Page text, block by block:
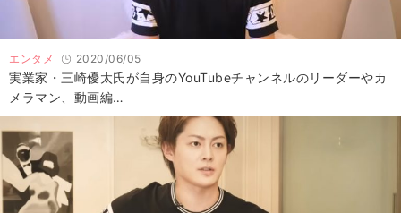
エンタメ 2020/06/05
実業家・三崎優太氏が自身のYouTubeチャンネルのリーダーやカ
メラマン、動画編…